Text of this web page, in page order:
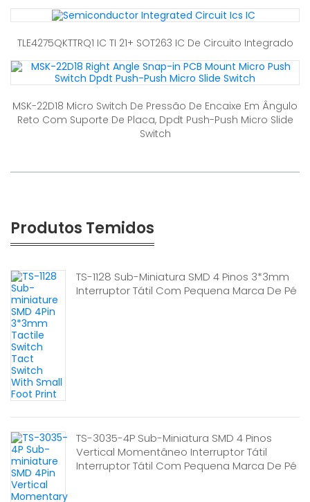
TLE4275QKTTRQ1 IC TI 21+ SOT263 IC De Circuito Integrado
MSK-22D18 Micro Switch De Pressão De Encaixe Em Ângulo
Reto Com Suporte De Placa, Dpdt Push-Push Micro Slide
Switch
Produtos Temidos
TS-1128 Sub-Miniatura SMD 4 Pinos 3*3mm
Interruptor Tátil Com Pequena Marca De Pé
TS-3035-4P Sub-Miniatura SMD 4 Pinos
Vertical Momentâneo Interruptor Tátil
Interruptor Tátil Com Pequena Marca De Pé